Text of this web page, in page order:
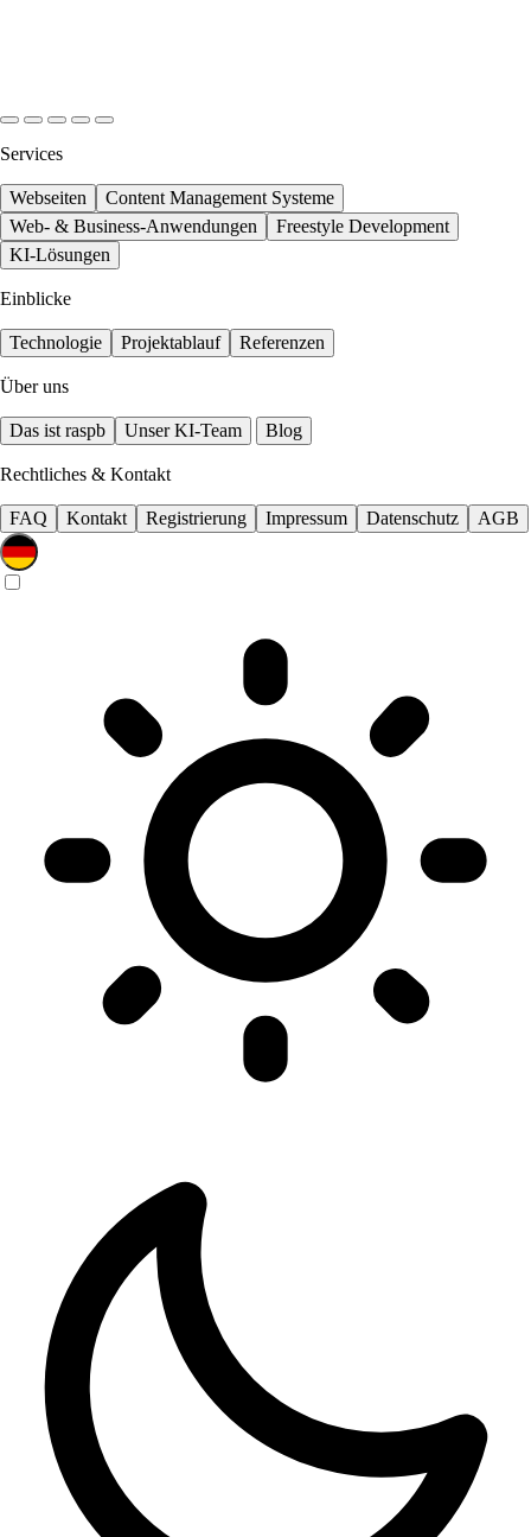
Services
Webseiten
Content Management Systeme
Web- & Business-Anwendungen
Freestyle Development
KI-Lösungen
Einblicke
Technologie Projektablauf Referenzen
Über uns
Das ist raspb Unser KI-Team Blog
Rechtliches & Kontakt
FAQ Kontakt Registrierung Impressum Datenschutz AGB